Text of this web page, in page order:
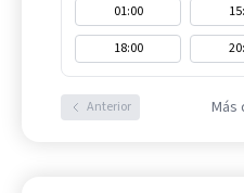
01:00
18:00
Anterior Más